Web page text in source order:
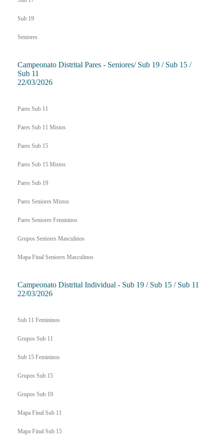
Sub 19
Seniores
Campeonato Distrital Pares - Seniores/ Sub 19 / Sub 15 /
Sub 11
22/03/2026
Pares Sub 11
Pares Sub 11 Mistos
Pares Sub 15
Pares Sub 15 Mistos
Pares Sub 19
Pares Seniores Mistos
Pares Seniores Femininos
Grupos Seniores Masculinos
Mapa Final Seniores Masculinos
Campeonato Distrital Individual - Sub 19 / Sub 15 / Sub 11
22/03/2026
Sub 11 Femininos
Grupos Sub 11
Sub 15 Femininos
Grupos Sub 15
Grupos Sub 19
Mapa Final Sub 11
Mapa Final Sub 15